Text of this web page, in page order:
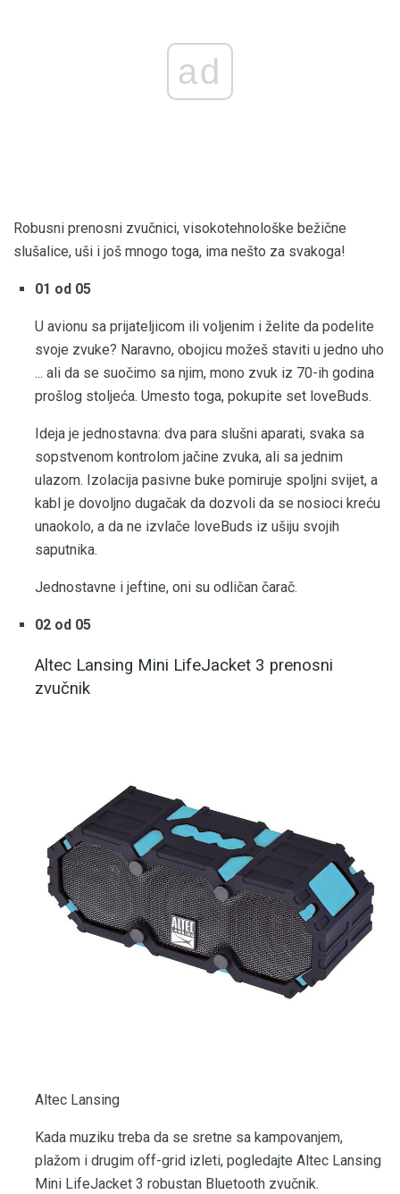
ad
Robusni prenosni zvučnici, visokotehnološke bežične
slušalice, uši i još mnogo toga, ima nešto za svakoga!
01 od 05
U avionu sa prijateljicom ili voljenim i želite da podelite
svoje zvuke? Naravno, obojicu možeš staviti u jedno uho
... ali da se suočimo sa njim, mono zvuk iz 70-ih godina
prošlog stoljeća. Umesto toga, pokupite set loveBuds.
Ideja je jednostavna: dva para slušni aparati, svaka sa
sopstvenom kontrolom jačine zvuka, ali sa jednim
ulazom. Izolacija pasivne buke pomiruje spoljni svijet, a
kabl je dovoljno dugačak da dozvoli da se nosioci kreću
unaokolo, a da ne izvlače loveBuds iz ušiju svojih
saputnika.
Jednostavne i jeftine, oni su odličan čarač.
02 od 05
Altec Lansing Mini LifeJacket 3 prenosni
zvučnik
Altec Lansing
Kada muziku treba da se sretne sa kampovanjem,
plažom i drugim off-grid izleti, pogledajte Altec Lansing
Mini LifeJacket 3 robustan Bluetooth zvučnik.